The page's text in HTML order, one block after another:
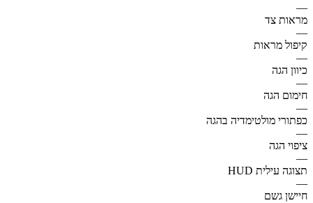
—
מראות צד
—
קיפול מראות
—
כיוון הגה
—
חימום הגה
—
כפתורי מולטימדיה בהגה
—
ציפוי הגה
—
תצוגה עילית HUD
—
חיישן גשם